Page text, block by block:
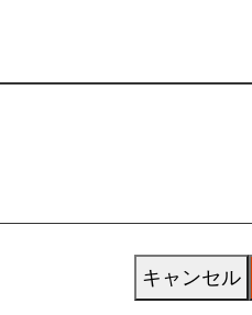
ります。
れることがございます。
て検査される場合もござ
は免責とさせていただき
キャンセル